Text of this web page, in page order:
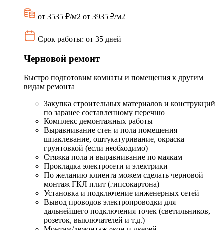
от 3535 ₽/м2 от 3935 ₽/м2
Срок работы: от 35 дней
Черновой ремонт
Быстро подготовим комнаты и помещения к другим
видам ремонта
Закупка строительных материалов и конструкций
по заранее составленному перечню
Комплекс демонтажных работы
Выравнивание стен и пола помещения –
шпаклевание, оштукатуривание, окраска
грунтовкой (если необходимо)
Стяжка пола и выравнивание по маякам
Прокладка электросети и электрики
По желанию клиента можем сделать черновой
монтаж ГКЛ плит (гипсокартона)
Установка и подключение инженерных сетей
Вывод проводов электропроводки для
дальнейшего подключения точек (светильников,
розеток, выключателей и т.д.)